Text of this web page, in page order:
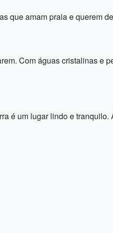
que amam praia e querem
Com águas cristalinas e
é um lugar lindo e